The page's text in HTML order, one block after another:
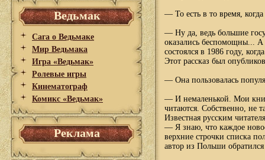
Ведьмак
Сага о Ведьмаке
Мир Ведьмака
Игра «Ведьмак»
Ролевые игры
Кинематограф
Комикс «Ведьмак»
Реклама
— То есть в то время,
— Ну да, ведь большие
оказались беспомощны...
состоялся в 1986 году,
Этот рассказ был
— Она пользовалась
— И немаленькой. Мои
читаются. Собственно, не
Известная русским
— Я знаю, что каждое
верхние строчки списка
автор из Польши